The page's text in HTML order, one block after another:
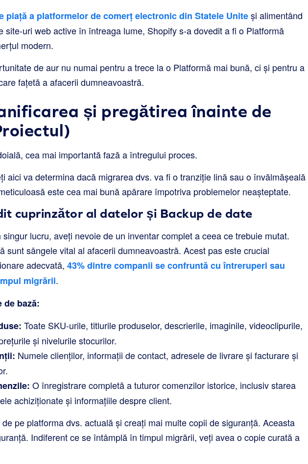
piață a platformelor de comerț electronic din Statele Uniteși alimentând
site-uri web active în întreaga lume, Shopify s-a dovedit a fi o Platformă
modern.
de aur nu numai pentru a trece la o Platformă mai bună, ci și pentru a
fațetă a afacerii dumneavoastră.
și pregătirea înainte de
cea mai importantă fază a întregului proces.
aici va determina dacă migrarea dvs. va fi o tranziție lină sau o învălmășeală
este cea mai bună apărare împotriva problemelor neașteptate.
cuprinzător al datelor și Backup de date
lucru, aveți nevoie de un inventar complet a ceea ce trebuie mutat.
sunt sângele vital al afacerii dumneavoastră. Acest pas este crucial
adecvată, 43% dintre companii se confruntă cu întreruperi sau
migrării.
de bază:
Toate SKU-urile, titlurile produselor, descrierile, imaginile, videoclipurile,
și nivelurile stocurilor.
Numele clienților, informații de contact, adresele de livrare și facturare și
O înregistrare completă a tuturor comenzilor istorice, inclusiv starea
achiziționate și informațiile despre client.
pe platforma dvs. actuală și creați mai multe copii de siguranță. Aceasta
Indiferent ce se întâmplă în timpul migrării, veți avea o copie curată a